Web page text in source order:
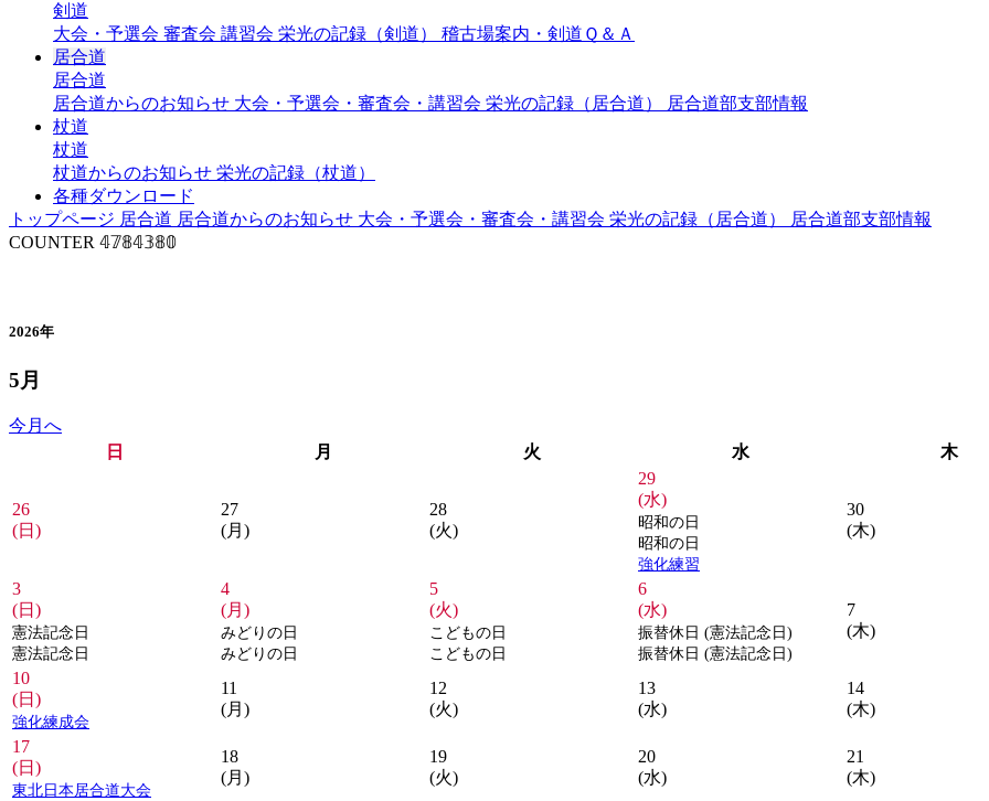
剣道
大会・予選会 審査会 講習会 栄光の記録（剣道） 稽古場案内・剣道Ｑ＆Ａ
居合道
居合道
居合道からのお知らせ 大会・予選会・審査会・講習会 栄光の記録（居合道）
居合道部支部情報
杖道
杖道
杖道からのお知らせ 栄光の記録（杖道）
各種ダウンロード
トップページ 居合道 居合道からのお知らせ 大会・予選会・審査会・講習会 栄光の記録（居合道）
居合道部支部情報
COUNTER 𝟜𝟟𝟠𝟜𝟛𝟠𝟘
2026年
5月
今月へ
日
月 火 水 木
26
(日)
27
(月)
28
(火)
29
(水)
昭和の日
昭和の日
強化練習
30
(木)
3
(日)
憲法記念日
憲法記念日
4
(月)
みどりの日
みどりの日
5
(火)
こどもの日
こどもの日
6
(水)
振替休日 (憲法記念日)
振替休日 (憲法記念日)
7
(木)
10
(日)
強化練成会
11
(月)
12
(火)
13
(水)
14
(木)
17
(日)
東北日本居合道大会
18
(月)
19
(火)
20
(水)
21
(木)